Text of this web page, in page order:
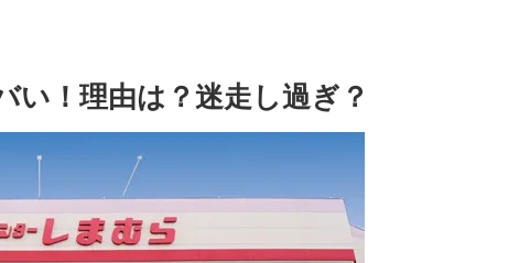
い！理由は？迷走し過ぎ？